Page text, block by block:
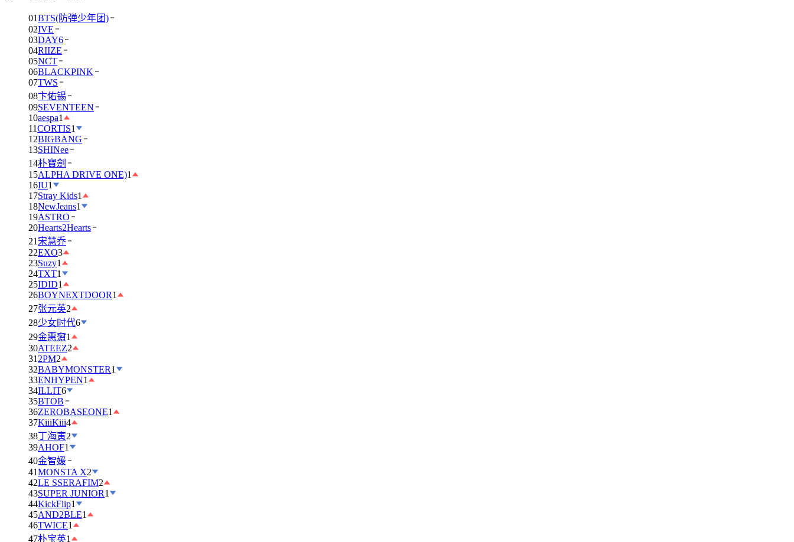
01BTS(防弹少年团)
02IVE
03DAY6
04RIIZE
05NCT
06BLACKPINK
07TWS
08卞佑锡
09SEVENTEEN
10aespa1
11CORTIS1
12BIGBANG
13SHINee
14朴寶劍
15ALPHA DRIVE ONE)1
16IU1
17Stray Kids1
18NewJeans1
19ASTRO
20Hearts2Hearts
21 宋慧乔
22EXO3
23Suzy1
24TXT1
25IDID1
26BOYNEXTDOOR1
27张元英2
28少女时代6
29金惠奫1
30ATEEZ2
31 2PM2
32BABYMONSTER1
33ENHYPEN1
34ILLIT6
35BTOB
36ZEROBASEONE1
37KiiiKiii4
38丁海寅2
39AHOF1
40金智媛
41MONSTA X2
42LE SSERAFIM2
43SUPER JUNIOR1
44KickFlip1
45AND2BLE1
46TWICE1
47朴宝英1